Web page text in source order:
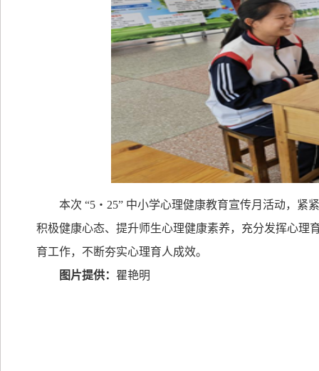
本次 “5 ・ 25” 中小学心理健康教育宣传月活动，紧
积极健康心态、提升师生心理健康素养，充分发挥心理
育工作，不断夯实心理育人成效。
图片提供： 瞿艳明